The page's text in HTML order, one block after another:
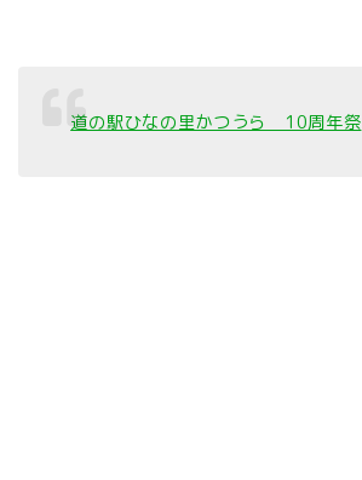
道の駅ひなの里かつうら 10周年祭